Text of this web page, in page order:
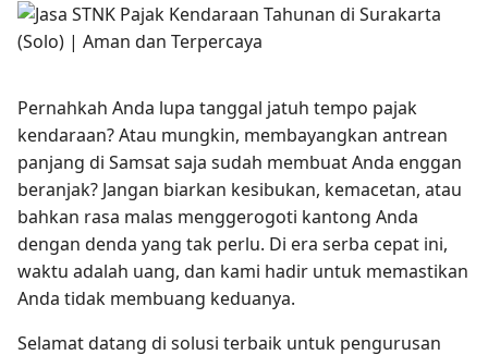
Pernahkah Anda lupa tanggal jatuh tempo pajak
kendaraan? Atau mungkin, membayangkan antrean
panjang di Samsat saja sudah membuat Anda enggan
beranjak? Jangan biarkan kesibukan, kemacetan, atau
bahkan rasa malas menggerogoti kantong Anda
dengan denda yang tak perlu. Di era serba cepat ini,
waktu adalah uang, dan kami hadir untuk memastikan
Anda tidak membuang keduanya.
Selamat datang di solusi terbaik untuk pengurusan